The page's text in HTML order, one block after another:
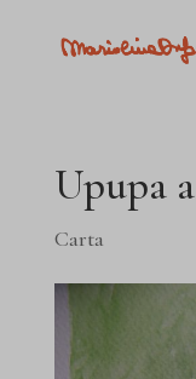
Upupa a
Carta